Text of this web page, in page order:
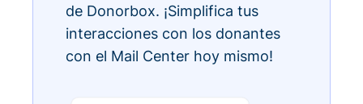
de Donorbox. ¡Simplifica tus
interacciones con los donantes
con el Mail Center hoy mismo!